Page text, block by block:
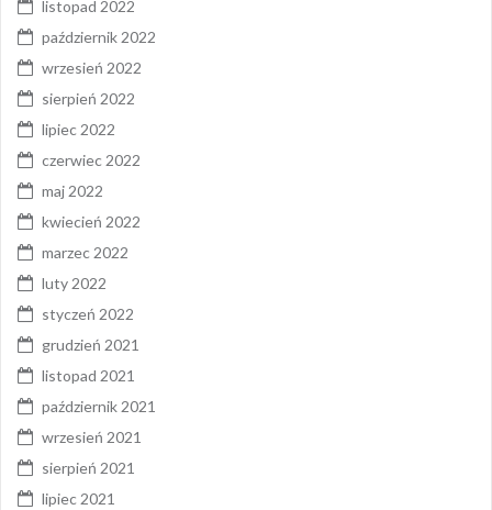
listopad 2022
październik 2022
wrzesień 2022
sierpień 2022
lipiec 2022
czerwiec 2022
maj 2022
kwiecień 2022
marzec 2022
luty 2022
styczeń 2022
grudzień 2021
listopad 2021
październik 2021
wrzesień 2021
sierpień 2021
lipiec 2021